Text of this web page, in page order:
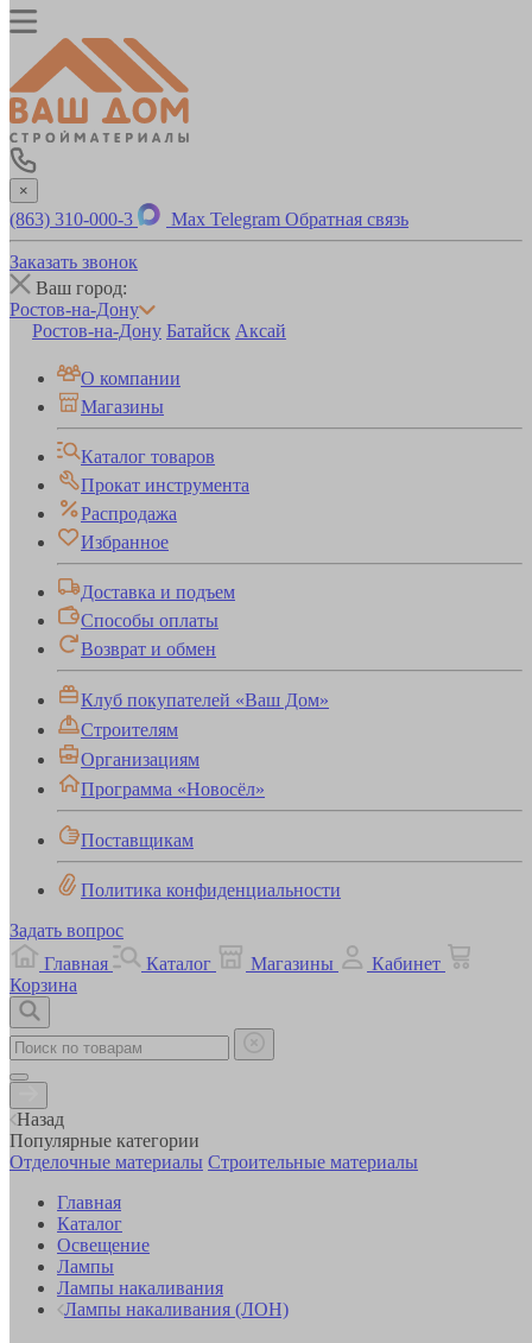
×
(863) 310-000-3 Max Telegram Обратная связь
Заказать звонок
Ваш город:
Ростов-на-Дону
Ростов-на-Дону Батайск Аксай
О компании
Магазины
Каталог товаров
Прокат инструмента
Распродажа
Избранное
Доставка и подъем
Способы оплаты
Возврат и обмен
Клуб покупателей «Ваш Дом»
Строителям
Организациям
Программа «Новосёл»
Поставщикам
Политика конфиденциальности
Задать вопрос
Главная
Каталог Магазины
Кабинет
Корзина
Назад
Популярные категории
Отделочные материалы Строительные материалы
Главная
Каталог
Освещение
Лампы
Лампы накаливания
Лампы накаливания (ЛОН)